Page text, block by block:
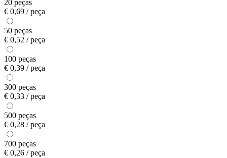
20 peças
€ 0,69 / peça
50 peças
€ 0,52 / peça
100 peças
€ 0,39 / peça
300 peças
€ 0,33 / peça
500 peças
€ 0,28 / peça
700 peças
€ 0,26 / peça